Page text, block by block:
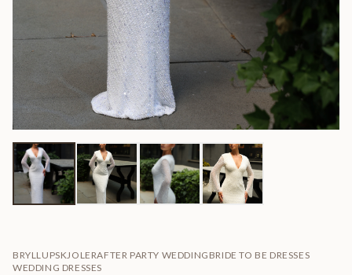
BRYLLUPSKJOLERAFTER PARTY WEDDING BRIDE TO BE DRESSES
WEDDING DRESSES